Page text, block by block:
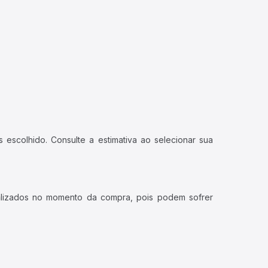
Consulte a estimativa ao selecionar sua
no momento da compra, pois podem sofrer